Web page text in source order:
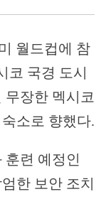
월드컵에 참
코 국경 도시
무장한 멕시코
소로 향했다.
훈련 예정인
한 보안 조치